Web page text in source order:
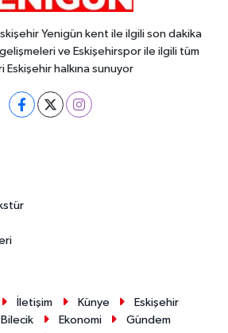
Yenigün kent ile ilgili son dakika
ve Eskişehirspor ile ilgili tüm
Eskişehir halkına sunuyor
İletişim Künye
Eskişehir
Bilecik Ekonomi
Gündem